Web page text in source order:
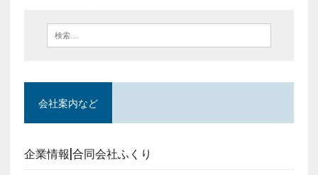
会社案内など
企業情報|合同会社ふくり